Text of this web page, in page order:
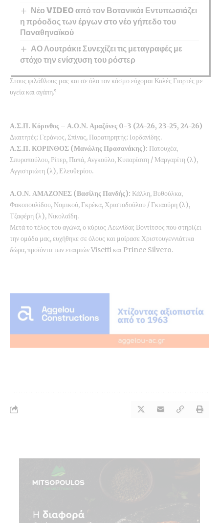
Νέο VIDEO από τον Βοτανικό: Εντυπωσιάζει
η πρόοδος των έργων στο νέο γήπεδο του
Παναθηναϊκού
ΑΟ Λουτράκι: Συνεχίζει τις μεταγραφές με
στόχο την ενίσχυση του ρόστερ
Στους φιλάθλους μας και σε όλο τον κόσμο εύχομαι Καλές Γιορτές με
υγεία και αγάπη.”
Α.Σ.Π. Κόρινθος – Α.Ο.Ν. Αμαζόνες 0-3 (24-26, 23-25, 24-26)
Διαιτητές: Γεράνιος, Σπίνας, Παρατηρητής: Ιορδανίδης.
Α.Σ.Π. ΚΟΡΙΝΘΟΣ (ΜανώληςΠρασανάκης): Πατουχέα,
Σπυροπούλου, Ρίτερ, Παπά, Ανγκούλο, Κυπαρίσση / Μαργαρίτη (λ),
Αγγιστριώτη (λ), Ελευθερίου.
Α.Ο.Ν. ΑΜΑΖΟΝΕΣ (ΒασίληςΠανδής): Κάλλη, Βυθούλκα,
Φακοπουλίδου, Νομικού, Γκρέκα, Χριστοδούλου / Γκιαούρη (λ),
Τζαφέρη (λ), Νικολαΐδη.
Μετά το τέλος του αγώνα, ο κύριος Λεωνίδας Βοντίτσος που στηρίζει
την ομάδα μας, ευχήθηκε σε όλους και μοίρασε Χριστουγεννιάτικα
δώρα, προϊόντα των εταιριώνVisetti και Prince Silvero.